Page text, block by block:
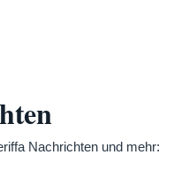
Nachrichten und mehr: